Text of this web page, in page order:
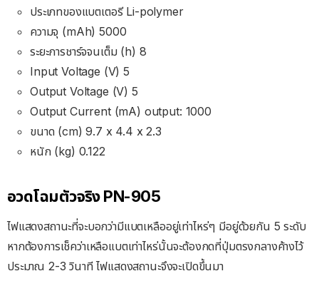
ประเภทของแบตเตอรี Li-polymer
ความจุ (mAh) 5000
ระยะการชาร์จจนเต็ม (h) 8
Input Voltage (V) 5
Output Voltage (V) 5
Output Current (mA) output: 1000
ขนาด (cm) 9.7 x 4.4 x 2.3
หนัก (kg) 0.122
อวดโฉมตัวจริง PN-905
ไฟแสดงสถานะที่จะบอกว่ามีแบตเหลืออยู่เท่าไหร่ๆ มีอยู่ด้วยกัน 5 ระดับ
หากต้องการเช็คว่าเหลือแบตเท่าไหร่นั้นจะต้องกดที่ปุ่มตรงกลางค้างไว้
ประมาณ 2-3 วินาที ไฟแสดงสถานะจึงจะเปิดขึ้นมา